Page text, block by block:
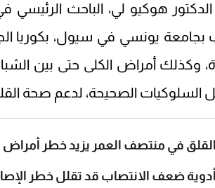
الدكتور هوكيو لي، الباحث الرئيسي
بجامعة يونسي في سيول، بكوريا
وكذلك أمراض الكلى حتى بين
السلوكيات الصحيحة، لدعم صحة
القلق في منتصف العمر يزيد خطر أمراض
أدوية ضعف الانتصاب قد تقلل خطر